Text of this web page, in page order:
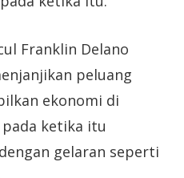
Franklin Delano
peluang
ekonomi di
pada ketika itu
gelaran seperti